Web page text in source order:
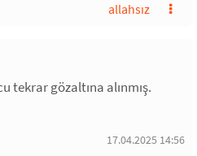
allahsız
tekrar gözaltına alınmış.
17.04.2025 14:56